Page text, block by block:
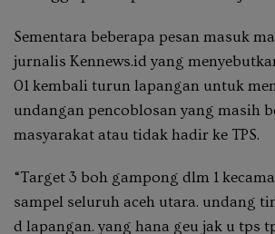
Sementara beberapa pesan masuk
jurnalis Kennews.id yang
01 kembali turun lapangan untuk
undangan pencoblosan yang masih
masyarakat atau tidak hadir ke TPS.
“Target 3 boh gampong dlm 1
sampel seluruh aceh utara. undang
d lapangan. yang hana geu jak u tps